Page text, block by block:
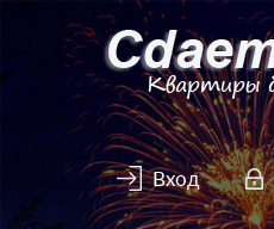
Вход